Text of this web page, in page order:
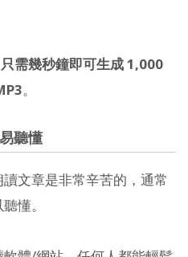
只需幾秒鐘即可生成 1,000
。
聽懂
文章是非常辛苦的，通常
懂。